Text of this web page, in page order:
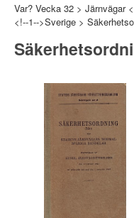
Var? Vecka 32 > Järnvägar
<!--1-->Sverige >